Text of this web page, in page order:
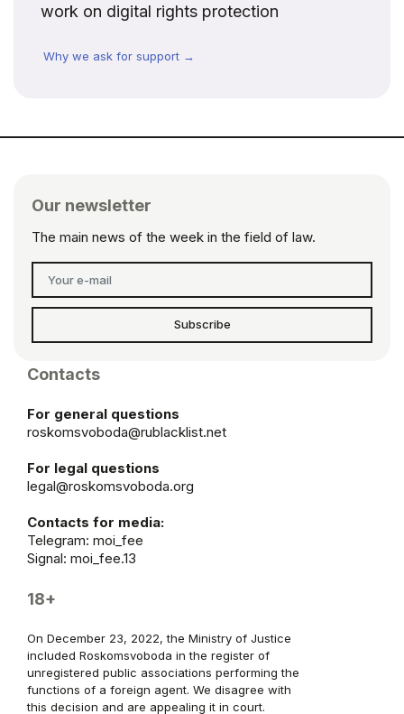
work on digital rights protection
Why we ask for support →
Our newsletter
The main news of the week in the field of law.
Subscribe
Contacts
For general questions
roskomsvoboda@rublacklist.net
For legal questions
legal@roskomsvoboda.org
Contacts for media:
Telegram: moi_fee
Signal: moi_fee.13
18+
On December 23, 2022, the Ministry of Justice
included Roskomsvoboda in the register of
unregistered public associations performing the
functions of a foreign agent. We disagree with
this decision and are appealing it in court.